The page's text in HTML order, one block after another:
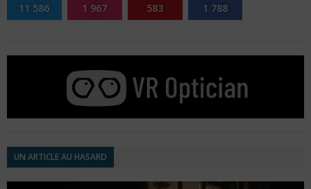
11 586 1 967 583 1 788
UN ARTICLE AU HASARD